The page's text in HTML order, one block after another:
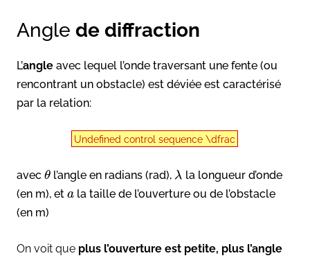
Angle de diffraction
L’angle avec lequel l’onde traversant une fente (ou
rencontrant un obstacle) est déviée est caractérisé
par la relation:
Undefined control sequence \dfrac
avec θ l’angle en radians (rad), λ la longueur d’onde
(en m), et a la taille de l’ouverture ou de l’obstacle
(en m)
On voit que plus l’ouverture est petite, plus l’angle